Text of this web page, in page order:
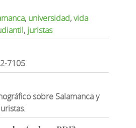
, universidad,vida
, juristas
7105
sobre Salamanca y